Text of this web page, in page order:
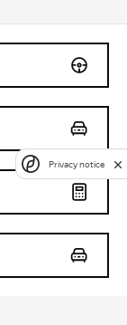
Privacy notice